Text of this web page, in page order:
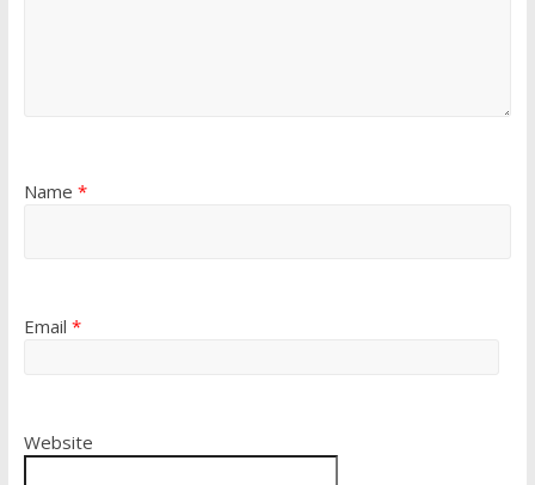
Name *
Email *
Website